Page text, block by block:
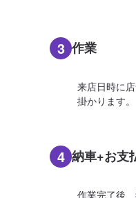
3 作業
来店日時に
掛かります。
4 納車+お支
作業完了後